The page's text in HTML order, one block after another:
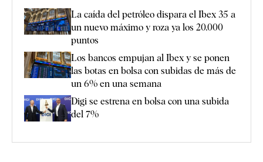
La caída del petróleo dispara el Ibex 35 a
un nuevo máximo y roza ya los 20.000
puntos
Los bancos empujan al Ibex y se ponen
las botas en bolsa con subidas de más de
un 6% en una semana
Digi se estrena en bolsa con una subida
del 7%